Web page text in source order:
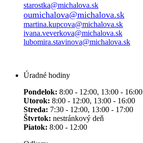
starostka@michalova.sk
oumichalova@michalova.sk
martina.kupcova@michalova.sk
ivana.veverkova@michalova.sk
lubomira.stavinova@michalova.sk
Úradné hodiny
Pondelok: 8:00 - 12:00, 13:00 - 16:00
Utorok: 8:00 - 12:00, 13:00 - 16:00
Streda: 7:30 - 12:00, 13:00 - 17:00
Štvrtok: nestránkový deň
Piatok: 8:00 - 12:00